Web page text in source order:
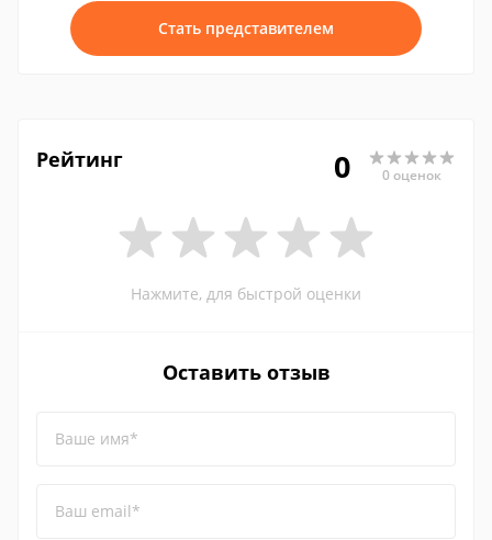
Стать представителем
Рейтинг 0 0 оценок
Нажмите, для быстрой оценки
Оставить отзыв
Ваше имя*
Ваш email*